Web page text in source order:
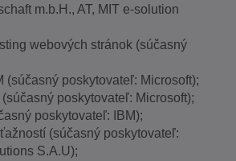
m.b.H., AT, MIT e-solution
webových stránok (súčasný
(súčasný poskytovateľ: Microsoft);
poskytovateľ: Microsoft);
poskytovateľ: IBM);
(súčasný poskytovateľ:
S.A.U);